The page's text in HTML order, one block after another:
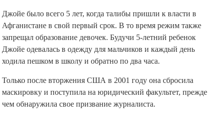
Джойе было всего 5 лет, когда талибы пришли к власти в
Афганистане в свой первый срок. В то время режим также
запрещал образование девочек. Будучи 5-летний ребенок
Джойе одевалась в одежду для мальчиков и каждый день
ходила пешком в школу и обратно по два часа.
Только после вторжения США в 2001 году она сбросила
маскировку и поступила на юридический факультет, прежде
чем обнаружила свое призвание журналиста.